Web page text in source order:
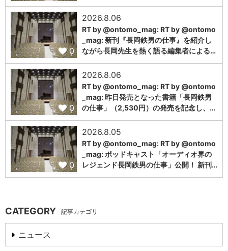
0
2026.8.06
RT by @ontomo_mag: RT by @ontomo
_mag: 新刊『長岡鉄男の仕事』を紹介し
ながら長岡先生を熱く語る編集者による…
0
2026.8.06
RT by @ontomo_mag: RT by @ontomo
_mag: 昨日発売となった書籍「長岡鉄男
の仕事」（2,530円）の発売を記念し、…
0
2026.8.05
RT by @ontomo_mag: RT by @ontomo
_mag: ポッドキャスト「オーディオ界の
レジェンド長岡鉄男の仕事」公開！ 新刊…
CATEGORY 記事カテゴリ
ニュース